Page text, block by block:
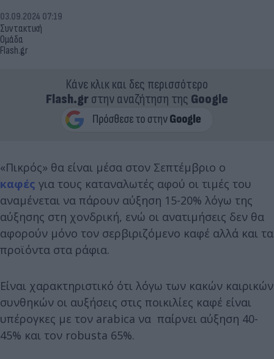
Συντακτική
Ομάδα
Flash.gr
03.09.2024 07:19
Κάνε κλικ και δες περισσότερο
Flash.grστην αναζήτηση της Google
«Πικρός» θα είναι μέσα στον Σεπτέμβριο ο
καφές για τους καταναλωτές αφού οι τιμές του
αναμένεται να πάρουν αύξηση 15-20% λόγω της
αύξησης στη χονδρική, ενώ οι ανατιμήσεις δεν θα
αφορούν μόνο τον σερβιριζόμενο καφέ αλλά και τα
προϊόντα στα ράφια.
Είναι χαρακτηριστικό ότι λόγω των κακών καιρικών
συνθηκών οι αυξήσεις στις ποικιλίες καφέ είναι
υπέρογκες με τον arabica να παίρνει αύξηση 40-
45% και τον robusta 65%.